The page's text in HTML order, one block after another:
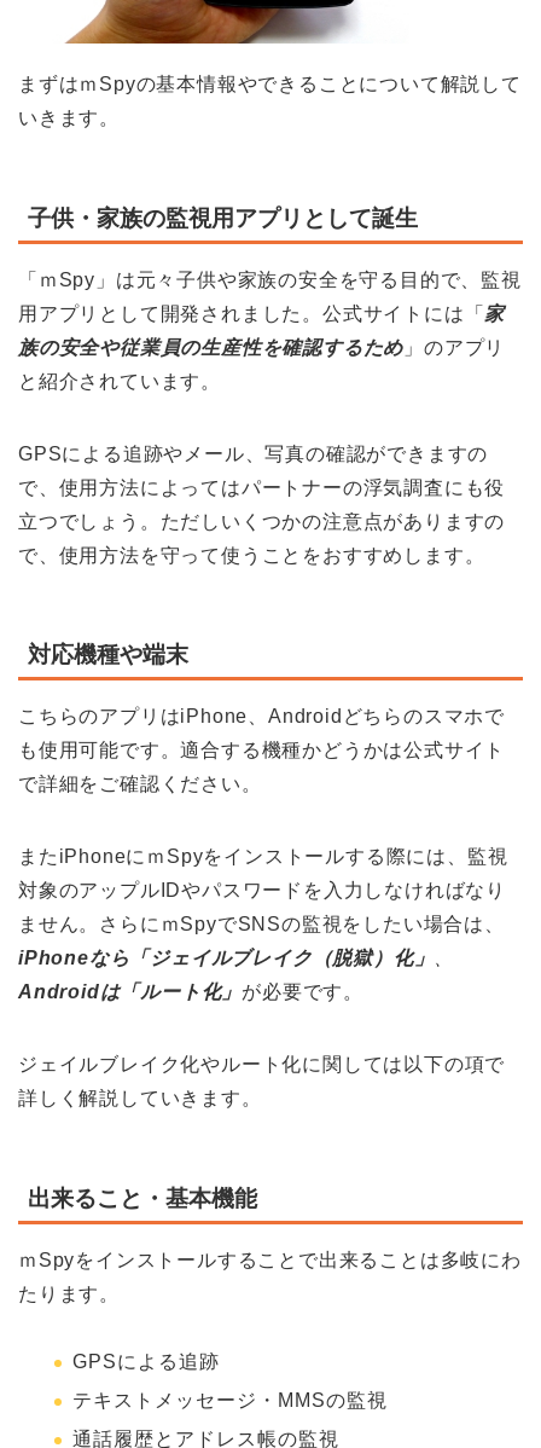
まずはｍSpyの基本情報やできることについて解説して
いきます。
子供・家族の監視用アプリとして誕生
「ｍSpy」は元々子供や家族の安全を守る目的で、監視
用アプリとして開発されました。公式サイトには「 家
族の安全や従業員の生産性を確認するため 」のアプリ
と紹介されています。
GPSによる追跡やメール、写真の確認ができますの
で、使用方法によってはパートナーの浮気調査にも役
立つでしょう。ただしいくつかの注意点がありますの
で、使用方法を守って使うことをおすすめします。
対応機種や端末
こちらのアプリはiPhone、Androidどちらのスマホで
も使用可能です。適合する機種かどうかは公式サイト
で詳細をご確認ください。
またiPhoneにｍSpyをインストールする際には、監視
対象のアップルIDやパスワードを入力しなければなり
ません。さらにｍSpyでSNSの監視をしたい場合は、
iPhoneなら「ジェイルブレイク（脱獄）化」 、
Androidは「ルート化」 が必要です。
ジェイルブレイク化やルート化に関しては以下の項で
詳しく解説していきます。
出来ること・基本機能
ｍSpyをインストールすることで出来ることは多岐にわ
たります。
GPSによる追跡
テキストメッセージ・MMSの監視
通話履歴とアドレス帳の監視